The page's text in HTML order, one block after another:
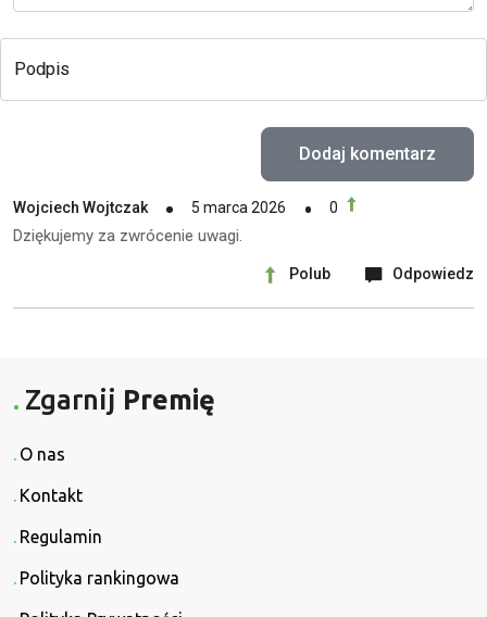
Podpis
Wojciech Wojtczak 5 marca 2026 0
Dziękujemy za zwrócenie uwagi.
Polub Odpowiedz
Zgarnij Premię
O nas
Kontakt
Regulamin
Polityka rankingowa